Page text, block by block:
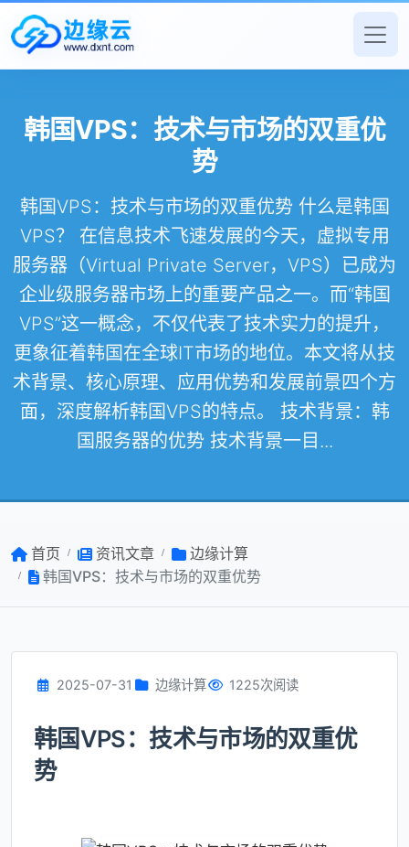
韩国VPS：技术与市场的双重优
势
韩国VPS：技术与市场的双重优势 什么是韩国
VPS？ 在信息技术飞速发展的今天，虚拟专用
服务器（Virtual Private Server，VPS）已成为
企业级服务器市场上的重要产品之一。而“韩国
VPS”这一概念，不仅代表了技术实力的提升，
更象征着韩国在全球IT市场的地位。本文将从技
术背景、核心原理、应用优势和发展前景四个方
面，深度解析韩国VPS的特点。 技术背景：韩
国服务器的优势 技术背景一目...
首页 资讯文章
边缘计算
韩国VPS：技术与市场的双重优势
2025-07-31 边缘计算 1225次阅读
韩国VPS：技术与市场的双重优
势